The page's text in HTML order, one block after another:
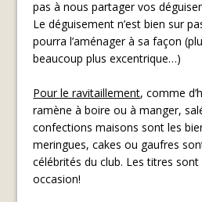
pas à nous partager vos
Le déguisement n’est bien sur
pourra l’aménager à sa façon
beaucoup plus excentrique…)
Pour le ravitaillement, comme
ramène à boire ou à manger,
confections maisons sont les
meringues, cakes ou gaufres
célébrités du club. Les titres
occasion!